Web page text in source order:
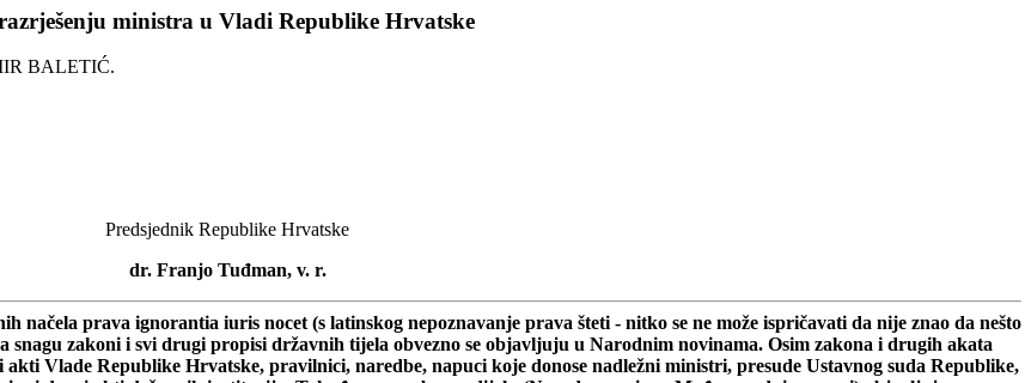
ministra u Vladi Republike Hrvatske
BALETIĆ.
Predsjednik Republike Hrvatske
dr. Franjo Tuđman, v. r.
prava ignorantia iuris nocet (s latinskog nepoznavanje prava šteti - nitko se ne može ispričavati da nije znao da nešto
snagu zakoni i svi drugi propisi državnih tijela obvezno se objavljuju u Narodnim novinama. Osim zakona i drugih akata
Vlade Republike Hrvatske, pravilnici, naredbe, napuci koje donose nadležni ministri, presude Ustavnog suda Republike,